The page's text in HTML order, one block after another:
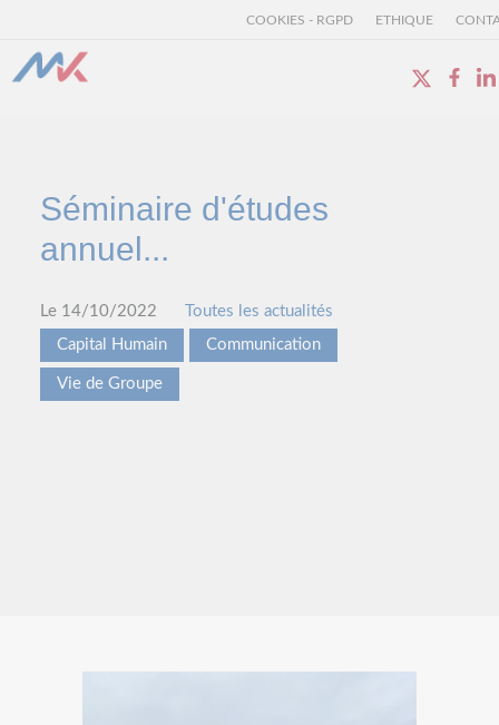
COOKIES - RGPD ETHIQUE
Séminaire d'études
annuel...
Le 14/10/2022
Toutes les actualités
Capital Humain
Communication
Vie de Groupe